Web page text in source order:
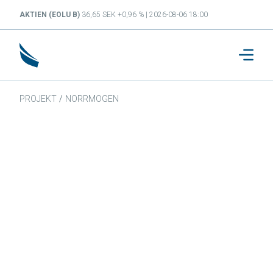
AKTIEN (EOLU B) 36,65 SEK +0,96 % | 2026-08-06 18:00
PROJEKT / NORRMOGEN